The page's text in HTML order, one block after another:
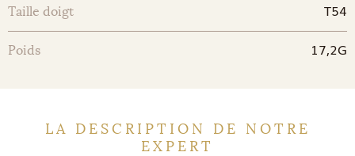
Taille doigt T54
Poids 17,2G
LA DESCRIPTION DE NOTRE
EXPERT